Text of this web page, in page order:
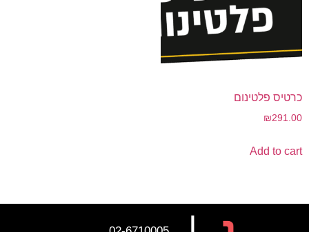
כרטיס פלטינום
₪291.00
Add to cart